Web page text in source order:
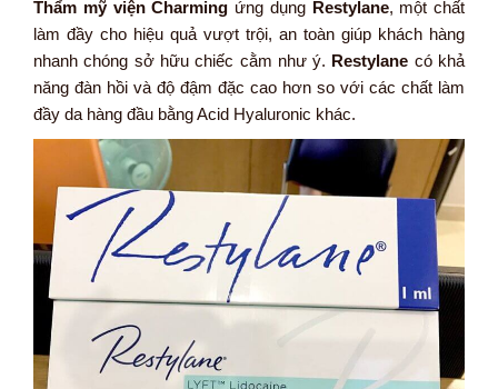
Thẩm mỹ viện Charming ứng dụng Restylane, một chất
làm đầy cho hiệu quả vượt trội, an toàn giúp khách hàng
nhanh chóng sở hữu chiếc cằm như ý. Restylane có khả
năng đàn hồi và độ đậm đặc cao hơn so với các chất làm
đầy da hàng đầu bằng Acid Hyaluronic khác.